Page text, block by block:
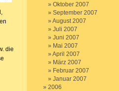
die
Oktober 2007
September 2007
August 2007
Juli 2007
Juni 2007
Mai 2007
April 2007
März 2007
Februar 2007
Januar 2007
2006